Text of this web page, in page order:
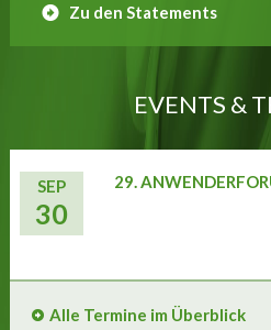
Zu den Statements
EVENTS &
SEP
30
29.
Alle Termine im Überblick